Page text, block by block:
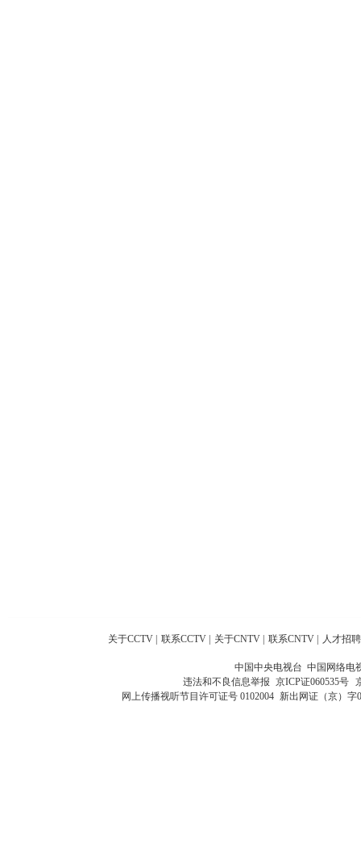
关于CCTV 联系CCTV 关于CNTV 联系CNTV 人才招聘
中国中央电视台 中国网络电
违法和不良信息举报 京ICP证060535号
网上传播视听节目许可证号 0102004 新出网证（京）